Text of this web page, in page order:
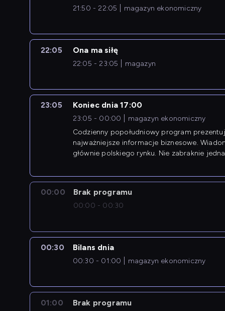
21:50 - 22:05 magazyn ekonomiczny
22:05 Ona ma siłę
22:05 - 23:05 magazyn
23:05 Koniec dnia 17:00
23:05 - 00:00
magazyn ekonomiczny
Codzienny popołudniowy program
najważniejsze informacje biznesowe.
głównie polskiego rynku. Nie zabraknie
00:00 Brak programu
00:00 - 00:30
00:30 Bilans dnia
00:30 - 01:00 magazyn ekonomiczny
01:00 Brak programu